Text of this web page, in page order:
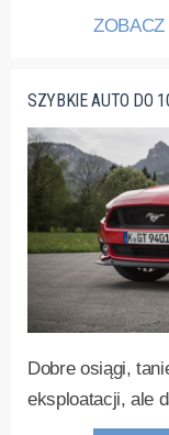
SZYBKIE AUTO DO
Dobre osiągi,
eksploatacji, ale